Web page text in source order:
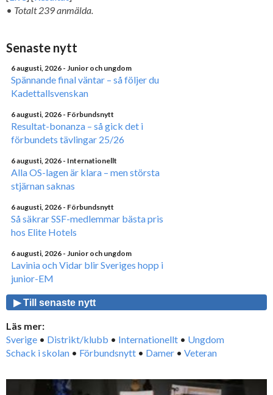
• Totalt 239 anmälda.
Senaste nytt
6 augusti, 2026 - Junior och ungdom
Spännande final väntar – så följer du
Kadettallsvenskan
6 augusti, 2026 - Förbundsnytt
Resultat-bonanza – så gick det i
förbundets tävlingar 25/26
6 augusti, 2026 - Internationellt
Alla OS-lagen är klara – men största
stjärnan saknas
6 augusti, 2026 - Förbundsnytt
Så säkrar SSF-medlemmar bästa pris
hos Elite Hotels
6 augusti, 2026 - Junior och ungdom
Lavinia och Vidar blir Sveriges hopp i
junior-EM
▶ Till senaste nytt
Läs mer:
Sverige • Distrikt/klubb • Internationellt • Ungdom
Schack i skolan • Förbundsnytt • Damer • Veteran